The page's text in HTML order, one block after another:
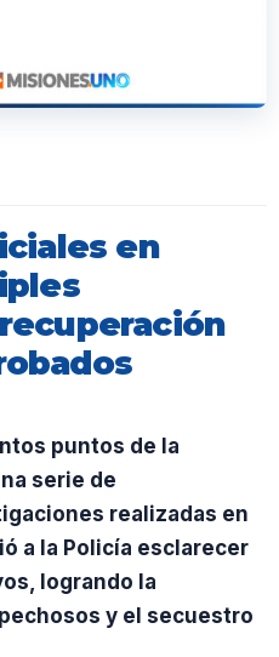
en
puntos de la
serie de
realizadas en
a la Policía esclarecer
logrando la
y el secuestro